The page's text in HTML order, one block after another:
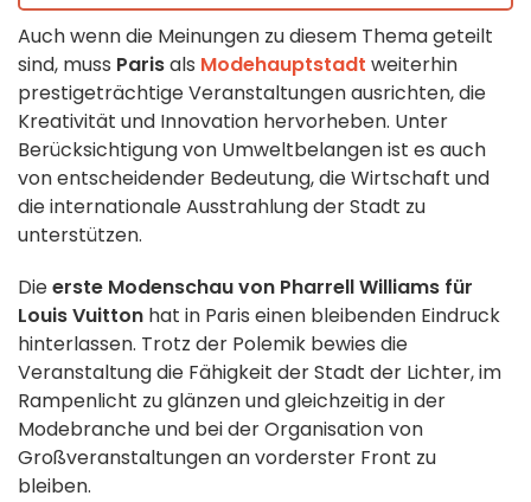
Auch wenn die Meinungen zu diesem Thema geteilt
sind, muss Parisals Modehauptstadt weiterhin
prestigeträchtige Veranstaltungen ausrichten, die
Kreativität und Innovation hervorheben. Unter
Berücksichtigung von Umweltbelangen ist es auch
von entscheidender Bedeutung, die Wirtschaft und
die internationale Ausstrahlung der Stadt zu
unterstützen.
Dieerste Modenschau von Pharrell Williams für
Louis Vuitton hat in Paris einen bleibenden Eindruck
hinterlassen. Trotz der Polemik bewies die
Veranstaltung die Fähigkeit der Stadt der Lichter, im
Rampenlicht zu glänzen und gleichzeitig in der
Modebranche und bei der Organisation von
Großveranstaltungen an vorderster Front zu
bleiben.